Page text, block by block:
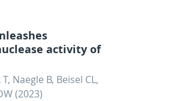
activity of
Naegle B, Beisel CL,
(2023)